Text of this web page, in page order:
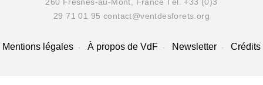
29 71 01 95 contact@ventdesforets.org
Mentions légales À propos de VdF Newsletter Crédits